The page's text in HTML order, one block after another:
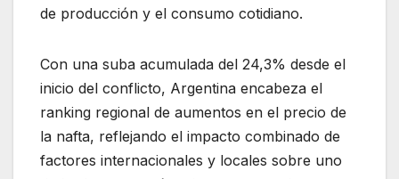
de producción y el consumo cotidiano.
Con una suba acumulada del 24,3% desde el
inicio del conflicto, Argentina encabeza el
ranking regional de aumentos en el precio de
la nafta, reflejando el impacto combinado de
factores internacionales y locales sobre uno